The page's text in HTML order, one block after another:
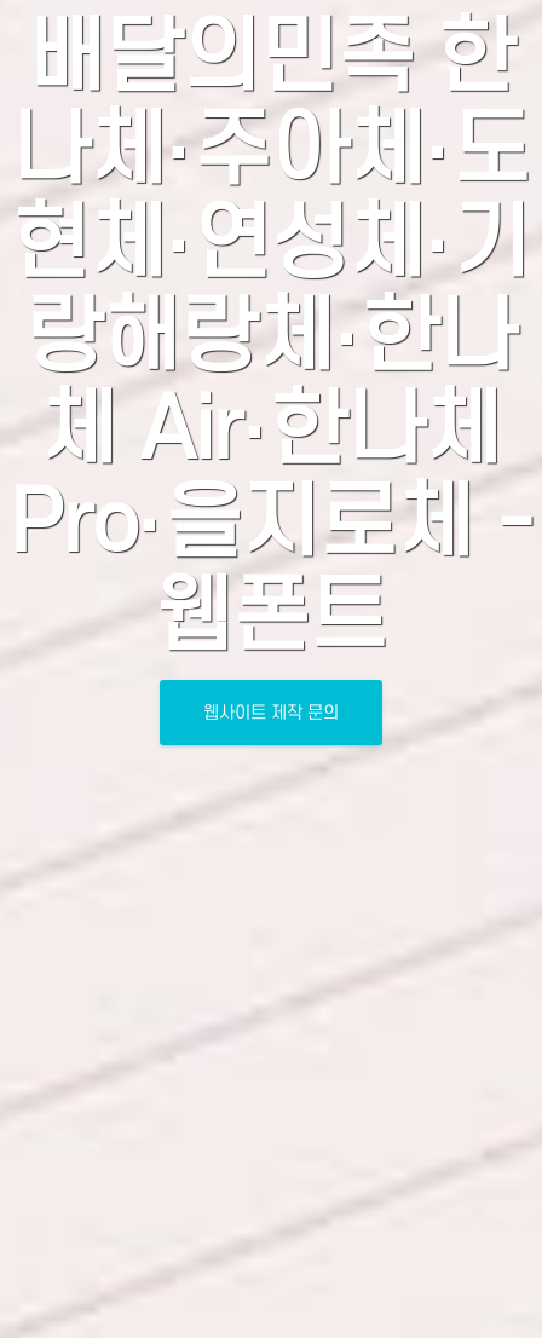
배달의민족 한
나체·주아체·도
현체·연성체·기
랑해랑체·한나
체 Air·한나체
Pro·을지로체 -
웹폰트
웹사이트 제작 문의